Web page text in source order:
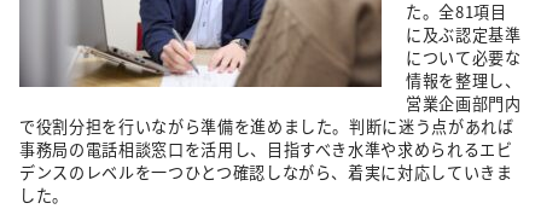
た。全81項目
に及ぶ認定基準
について必要な
情報を整理し、
営業企画部門内
で役割分担を行いながら準備を進めました。判断に迷う点があれば
事務局の電話相談窓口を活用し、目指すべき水準や求められるエビ
デンスのレベルを一つひとつ確認しながら、着実に対応していきま
した。